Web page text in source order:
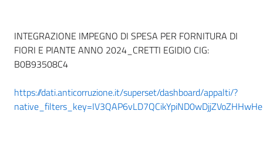
INTEGRAZIONE IMPEGNO DI SPESA PER FORNITURA DI
FIORI E PIANTE ANNO 2024_CRETTI EGIDIO CIG:
B0B93508C4
https://dati.anticorruzione.it/superset/dashboard/appalti/?